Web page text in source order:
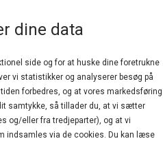
dine data
side og for at huske dine foretrukne
vi statistikker og analyserer besøg på
forbedres, og at vores markedsføring
samtykke, så tillader du, at vi sætter
og/eller fra tredjeparter), og at vi
indsamles via de cookies. Du kan læse